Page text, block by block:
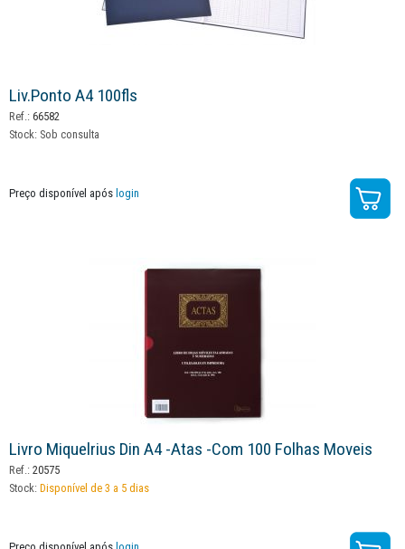
Liv.ponto A4 100fls
Ref.: 66582
Stock: Sob consulta
Preço disponível após login
Livro Miquelrius Din A4 -atas -com 100 Folhas Moveis
Ref.: 20575
Stock: Disponível de 3 a 5 dias